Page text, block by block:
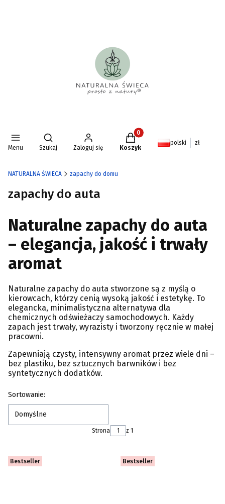
Menu
Otwórz wyszukiwarkę
Szukaj Zaloguj się
Produkty w koszyku: 0.
Koszyk
polski zł
NATURALNA ŚWIECA zapachy do domu
zapachy do auta
Naturalne zapachy do auta
– elegancja, jakość i trwały
aromat
Naturalne zapachy do auta stworzone są z myślą o
kierowcach, którzy cenią wysoką jakość i estetykę. To
elegancka, minimalistyczna alternatywa dla
chemicznych odświeżaczy samochodowych. Każdy
zapach jest trwały, wyrazisty i tworzony ręcznie w małej
pracowni.
Zapewniają czysty, intensywny aromat przez wiele dni –
bez plastiku, bez sztucznych barwników i bez
syntetycznych dodatków.
Lista produktów
Sortowanie:
Domyślne
Strona z 1
Bestseller Bestseller